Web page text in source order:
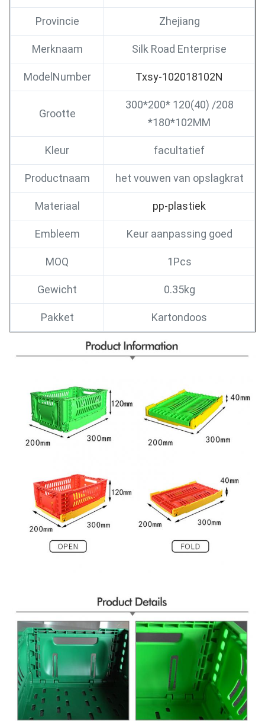
Provincie Zhejiang
Merknaam Silk Road Enterprise
ModelNumber Txsy-102018102N
Grootte
300*200* 120(40) /208
*180*102MM
Kleur facultatief
Productnaam het vouwen van opslagkrat
Materiaal pp-plastiek
Embleem Keur aanpassing goed
MOQ 1Pcs
Gewicht 0.35kg
Pakket Kartondoos